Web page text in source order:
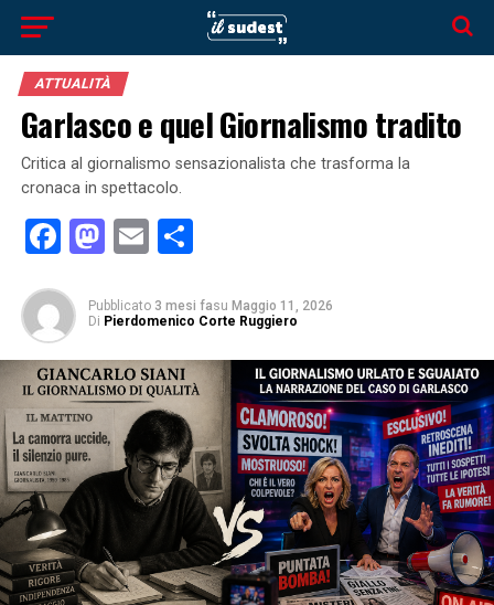
ATTUALITÀ
Garlasco e quel Giornalismo tradito
Critica al giornalismo sensazionalista che trasforma la
cronaca in spettacolo.
Facebook
Mastodon
EmailCondividi
Pubblicato 3 mesi fasu Maggio 11, 2026
Di Pierdomenico Corte Ruggiero